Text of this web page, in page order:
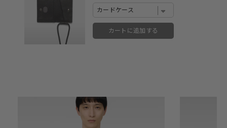
カートに追加する